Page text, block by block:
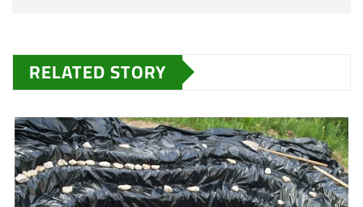
RELATED STORY